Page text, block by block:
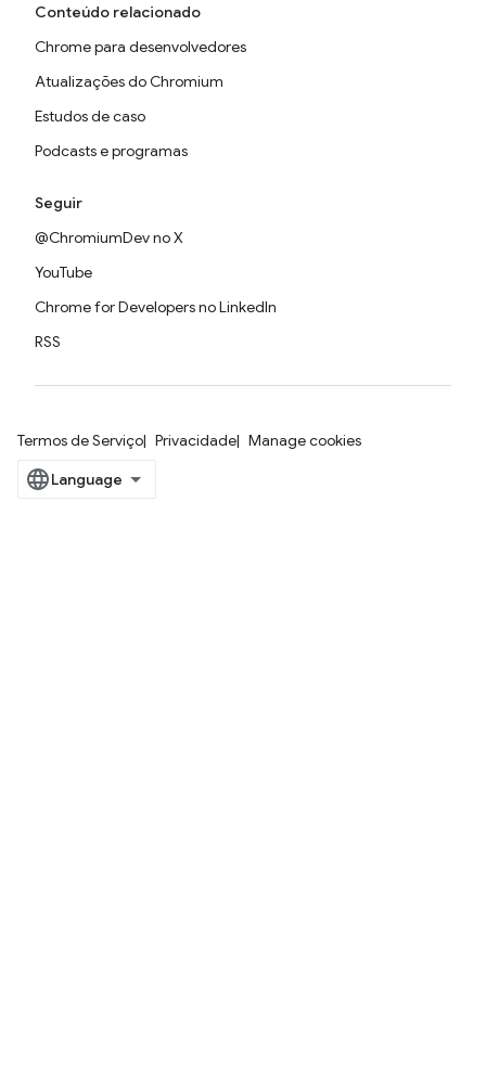
Conteúdo relacionado
Chrome para desenvolvedores
Atualizações do Chromium
Estudos de caso
Podcasts e programas
Seguir
@ChromiumDev no X
YouTube
Chrome for Developers no LinkedIn
RSS
Termos de Serviço Privacidade Manage cookies